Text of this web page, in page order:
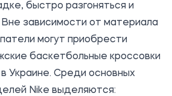
быстро разгоняться и
Вне зависимости от материала
могут приобрести
баскетбольные кроссовки
Украине. Среди основных
Nike выделяются: